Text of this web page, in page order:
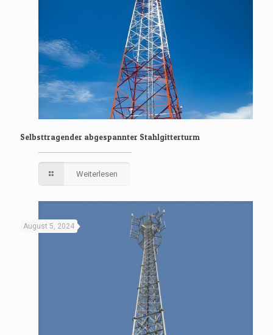
Selbsttragender abgespannter Stahlgitterturm
Weiterlesen
August 5, 2024